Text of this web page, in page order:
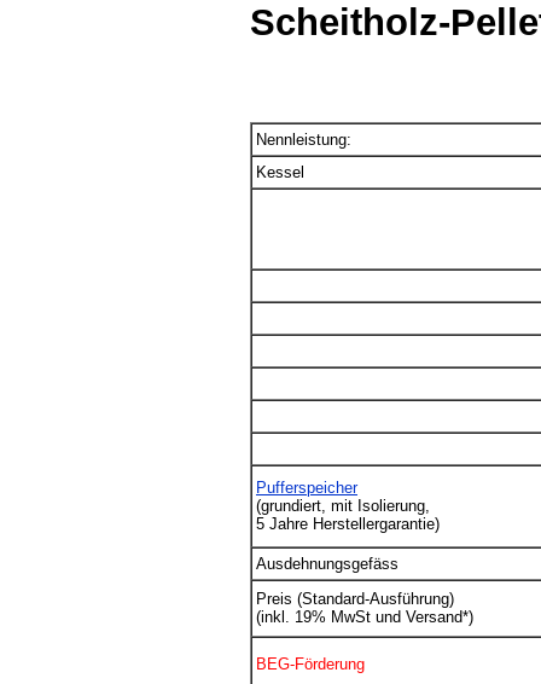
Scheitholz-
Nennleistung:
Kessel
Pufferspeicher
(grundiert, mit Isolierung,
5 Jahre Herstellergarantie)
Ausdehnungsgefäss
Preis (Standard-Ausführung)
(inkl. 19% MwSt und Versand*)
BEG-Förderung